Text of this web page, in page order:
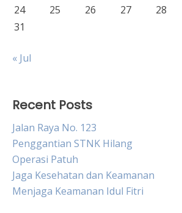
24
25 26 27 28
31
« Jul
Recent Posts
Jalan Raya No. 123
Penggantian STNK Hilang
Operasi Patuh
Jaga Kesehatan dan Keamanan
Menjaga Keamanan Idul Fitri